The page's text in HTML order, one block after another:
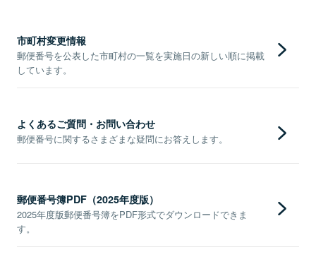
市町村変更情報
郵便番号を公表した市町村の一覧を実施日の新しい順に掲載
しています。
よくあるご質問・お問い合わせ
郵便番号に関するさまざまな疑問にお答えします。
郵便番号簿PDF（2025年度版）
2025年度版郵便番号簿をPDF形式でダウンロードできま
す。